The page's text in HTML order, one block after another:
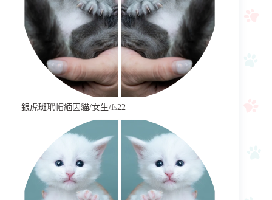
銀虎斑玳帽緬因貓/女生/fs22